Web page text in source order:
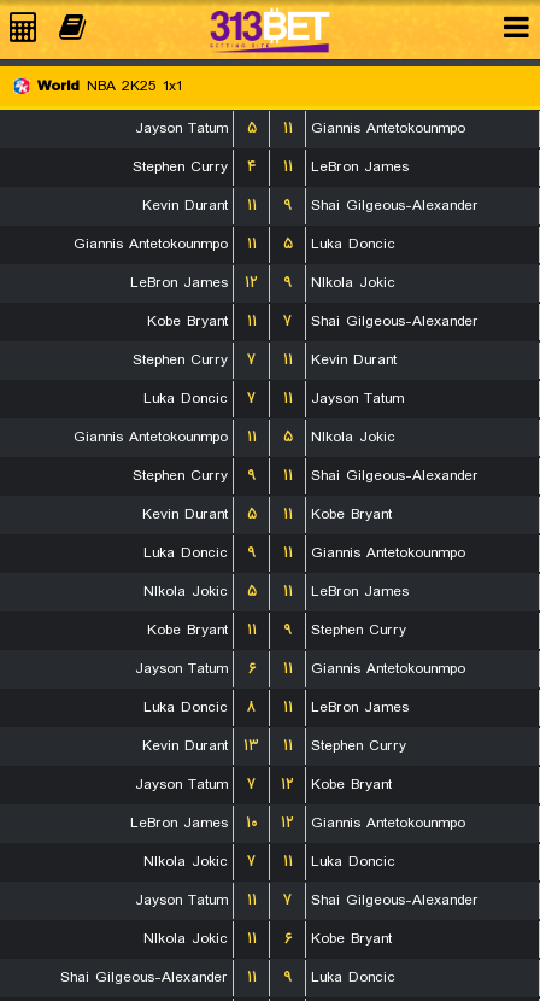
World NBA 2K25 1x1
Jayson Tatum
۵ ۱۱
Giannis Antetokounmpo
Stephen Curry
۴ ۱۱
LeBron James
Kevin Durant
۱۱ ۹
Shai Gilgeous-Alexander
Giannis Antetokounmpo
۱۱ ۵
Luka Doncic
LeBron James
۱۲ ۹
NIkola Jokic
Kobe Bryant
۱۱ ۷
Shai Gilgeous-Alexander
Stephen Curry
۷ ۱۱
Kevin Durant
Luka Doncic
۷ ۱۱
Jayson Tatum
Giannis Antetokounmpo
۱۱ ۵
NIkola Jokic
Stephen Curry
۹ ۱۱
Shai Gilgeous-Alexander
Kevin Durant
۵ ۱۱
Kobe Bryant
Luka Doncic
۹ ۱۱
Giannis Antetokounmpo
NIkola Jokic
۵ ۱۱
LeBron James
Kobe Bryant
۱۱ ۹
Stephen Curry
Jayson Tatum
۶ ۱۱
Giannis Antetokounmpo
Luka Doncic
۸ ۱۱
LeBron James
Kevin Durant
۱۳ ۱۱
Stephen Curry
Jayson Tatum
۷ ۱۲
Kobe Bryant
LeBron James
۱۰ ۱۲
Giannis Antetokounmpo
NIkola Jokic
۷ ۱۱
Luka Doncic
Jayson Tatum
۱۱ ۷
Shai Gilgeous-Alexander
NIkola Jokic
۱۱ ۶
Kobe Bryant
Shai Gilgeous-Alexander
۱۱ ۹
Luka Doncic